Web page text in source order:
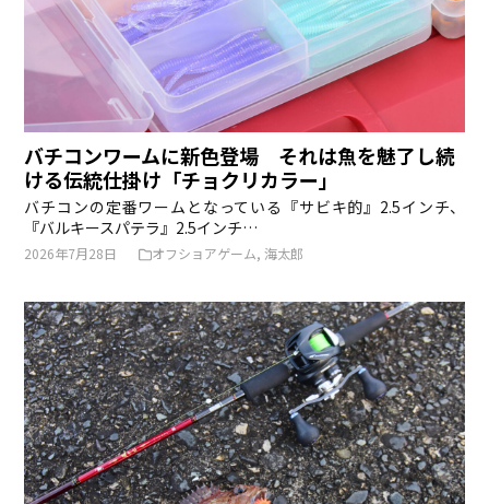
バチコンワームに新色登場 それは魚を魅了し続
ける伝統仕掛け「チョクリカラー」
バチコンの定番ワームとなっている『サビキ的』2.5インチ、
『バルキースパテラ』2.5インチ…
2026年7月28日 オフショアゲーム,海太郎